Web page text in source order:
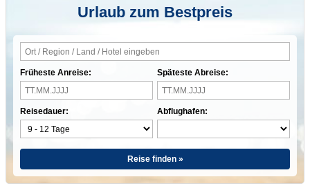
Urlaub zum Bestpreis
Früheste Anreise:
Reisedauer:
Späteste Abreise:
Abflughafen:
Reise finden »